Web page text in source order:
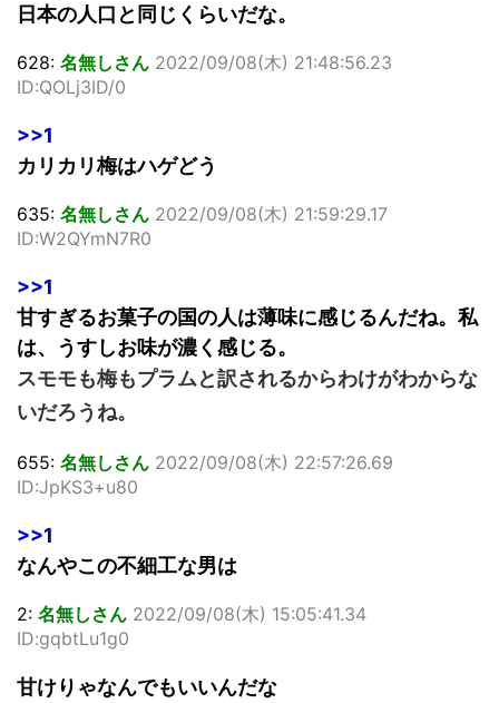
日本の人口と同じくらいだな。
628: 名無しさん 2022/09/08(木) 21:48:56.23
ID:QOLj3ID/0
>>1
カリカリ梅はハゲどう
635: 名無しさん 2022/09/08(木) 21:59:29.17
ID:W2QYmN7R0
>>1
甘すぎるお菓子の国の人は薄味に感じるんだね。私
は、うすしお味が濃く感じる。
スモモも梅もプラムと訳されるからわけがわからな
いだろうね。
655: 名無しさん 2022/09/08(木) 22:57:26.69
ID:JpKS3+u80
>>1
なんやこの不細工な男は
2: 名無しさん 2022/09/08(木) 15:05:41.34
ID:gqbtLu1g0
甘けりゃなんでもいいんだな